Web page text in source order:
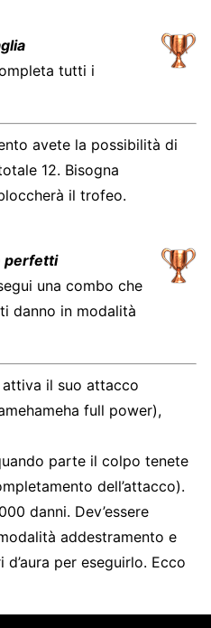
tutti i
avete la possibilità di
12. Bisogna
il trofeo.
perfetti
una combo che
danno in modalità
il suo attacco
full power),
parte il colpo tenete
dell’attacco).
danni. Dev’essere
addestramento e
per eseguirlo. Ecco